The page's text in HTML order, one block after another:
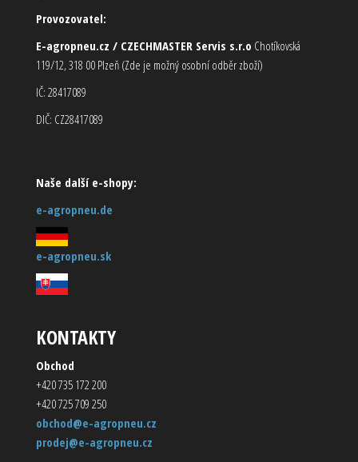
Provozovatel:
E-agropneu.cz / CZECHMASTER Servis s.r.o Chotíkovská
119/12, 318 00 Plzeň (Zde je možný osobní odběr zboží)
IČ: 28417089
DIČ: CZ28417089
Naše další e-shopy:
e-agropneu.de
e-agropneu.sk
KONTAKTY
Obchod
+420 735 172 200
+420 725 709 250
obchod@e-agropneu.cz
prodej@e-agropneu.cz